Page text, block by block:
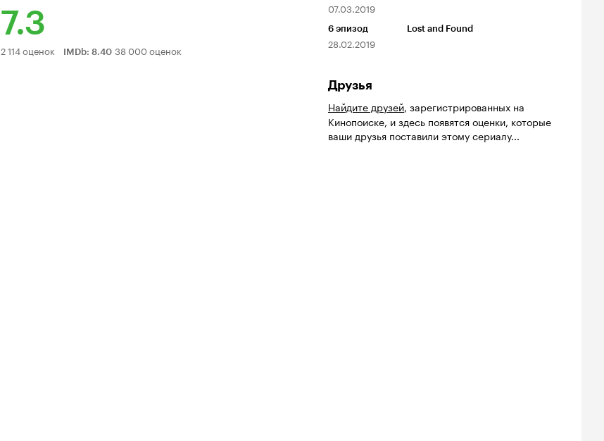
7.3
Рейтинг
2 114 оценок IMDb: 8.40 38 000 оценок
07.03.2019
6 эпизод
28.02.2019
Lost and Found
Друзья
Найдите друзей, зарегистрированных на
Кинопоиске, и здесь появятся оценки, которые
ваши друзья поставили этому сериалу...